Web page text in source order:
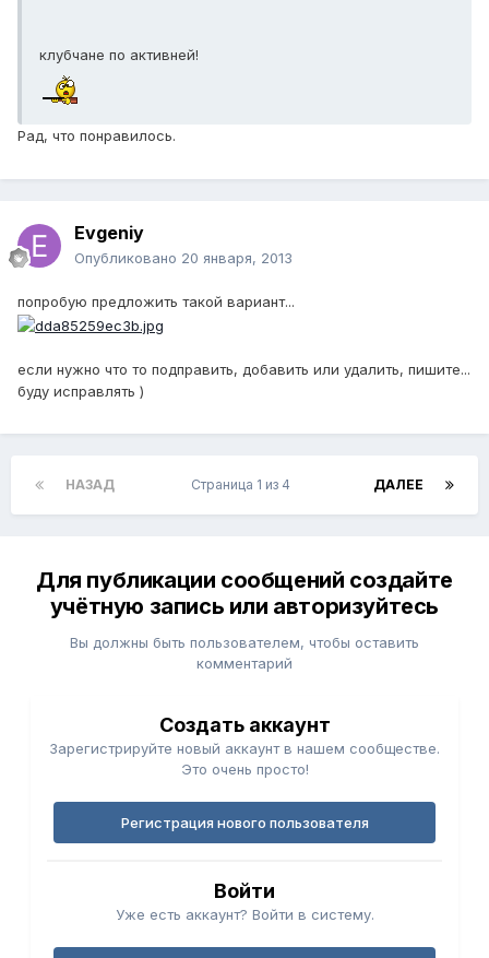
клубчане по активней!
Рад, что понравилось.
Evgeniy
Опубликовано 20 января, 2013
попробую предложить такой вариант...
если нужно что то подправить, добавить или удалить, пишите...
буду исправлять )
НАЗАД ДАЛЕЕ
Страница 1 из 4
Для публикации сообщений создайте
учётную запись или авторизуйтесь
Вы должны быть пользователем, чтобы оставить
комментарий
Создать аккаунт
Зарегистрируйте новый аккаунт в нашем сообществе.
Это очень просто!
Регистрация нового пользователя
Войти
Уже есть аккаунт? Войти в систему.